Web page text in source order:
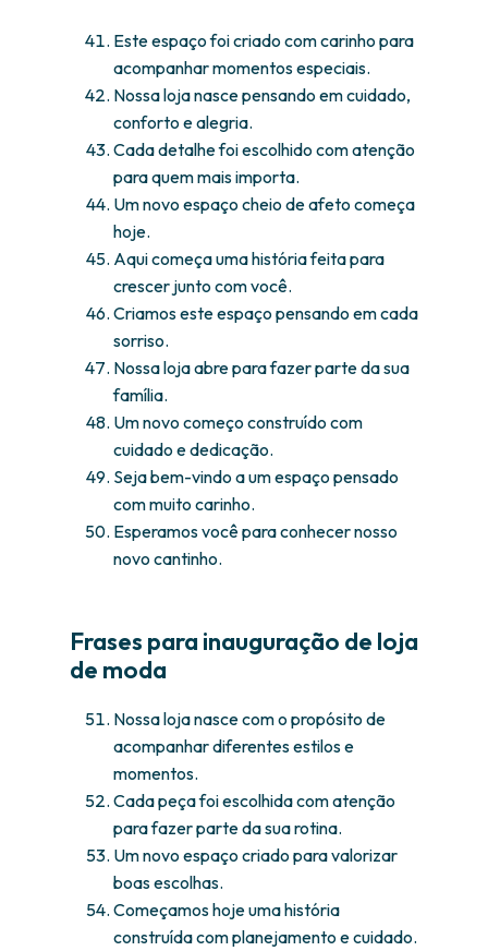
Este espaço foi criado com carinho para
acompanhar momentos especiais.
Nossa loja nasce pensando em cuidado,
conforto e alegria.
Cada detalhe foi escolhido com atenção
para quem mais importa.
Um novo espaço cheio de afeto começa
hoje.
Aqui começa uma história feita para
crescer junto com você.
Criamos este espaço pensando em cada
sorriso.
Nossa loja abre para fazer parte da sua
família.
Um novo começo construído com
cuidado e dedicação.
Seja bem-vindo a um espaço pensado
com muito carinho.
Esperamos você para conhecer nosso
novo cantinho.
Frases para inauguração de loja
de moda
Nossa loja nasce com o propósito de
acompanhar diferentes estilos e
momentos.
Cada peça foi escolhida com atenção
para fazer parte da sua rotina.
Um novo espaço criado para valorizar
boas escolhas.
Começamos hoje uma história
construída com planejamento e cuidado.